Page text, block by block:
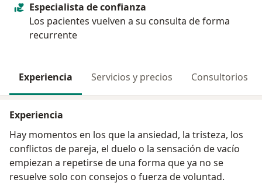
Especialista de confianza
Los pacientes vuelven a su consulta de forma
recurrente
Experiencia Servicios y precios Consultorios
Experiencia
Hay momentos en los que la ansiedad, la tristeza, los
conflictos de pareja, el duelo o la sensación de vacío
empiezan a repetirse de una forma que ya no se
resuelve solo con consejos o fuerza de voluntad.